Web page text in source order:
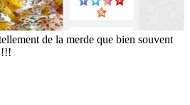
de la merde que bien souvent
!!!